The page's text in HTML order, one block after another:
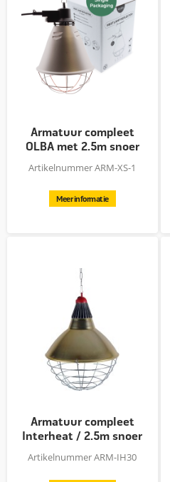
Armatuur compleet
OLBA met 2.5m snoer
Artikelnummer ARM-XS-1
Meer informatie
Armatuur compleet
Interheat / 2.5m snoer
Artikelnummer ARM-IH30